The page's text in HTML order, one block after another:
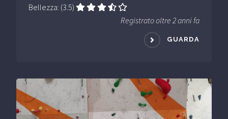
Bellezza: (3.5)
Registrato oltre 2 anni fa
GUARDA